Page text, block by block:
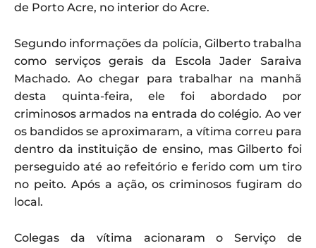
de Porto Acre, no interior do Acre.
Segundo informações da polícia, Gilberto trabalha
como serviços gerais da Escola Jader Saraiva
Machado. Ao chegar para trabalhar na manhã
desta quinta-feira, ele foi abordado por
criminosos armados na entrada do colégio. Ao ver
os bandidos se aproximaram, a vítima correu para
dentro da instituição de ensino, mas Gilberto foi
perseguido até ao refeitório e ferido com um tiro
no peito. Após a ação, os criminosos fugiram do
local.
Colegas da vítima acionaram o Serviço de